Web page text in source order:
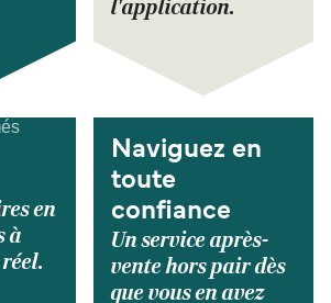
l'application.
en
à
Naviguez en
toute
confiance
Un service après-
vente hors pair dès
que vous en avez